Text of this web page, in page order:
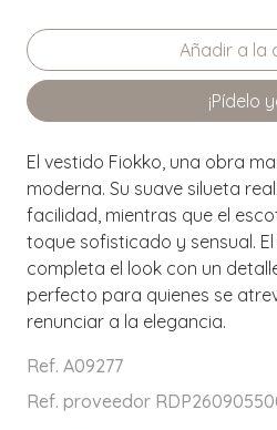
¡Pídelo
El vestido Fiokko, una obra
moderna. Su suave silueta
facilidad, mientras que el
toque sofisticado y sensual.
completa el look con un
perfecto para quienes se
renunciar a la elegancia.
Ref. A09277
Ref. proveedor